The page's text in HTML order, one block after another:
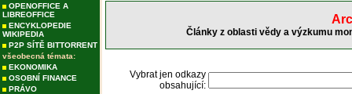
OPENOFFICE A
LIBREOFFICE
ENCYKLOPEDIE
WIKIPEDIA
P2P SÍTĚ BITTORRENT
všeobecná témata:
EKONOMIKA
OSOBNÍ FINANCE
PRÁVO
Články z oblasti vědy a výzkumu
Vybrat jen odkazy
obsahující: